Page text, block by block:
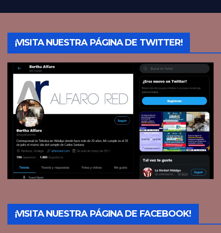
¡VISITA NUESTRA PÁGINA DE TWITTER!
¡VISITA NUESTRA PÁGINA DE FACEBOOK!